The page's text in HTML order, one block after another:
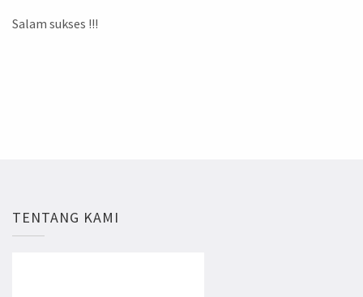
Salam sukses !!!
TENTANG KAMI